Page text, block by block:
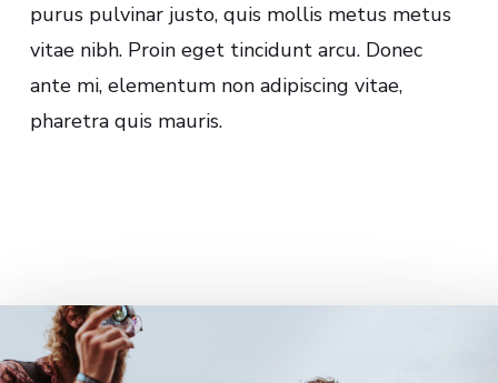
purus pulvinar justo, quis mollis metus metus
vitae nibh. Proin eget tincidunt arcu. Donec
ante mi, elementum non adipiscing vitae,
pharetra quis mauris.